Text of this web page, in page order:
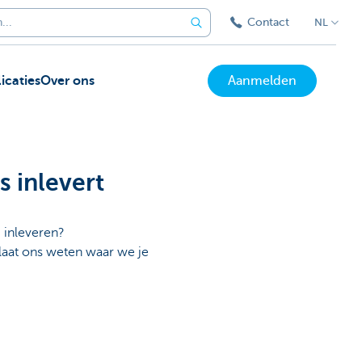
Contact NL
Over ons Aanmelden
inlevert
ons weten waar we je